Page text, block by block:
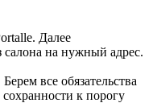
Далее
салона на нужный адрес.
все обязательства
к порогу